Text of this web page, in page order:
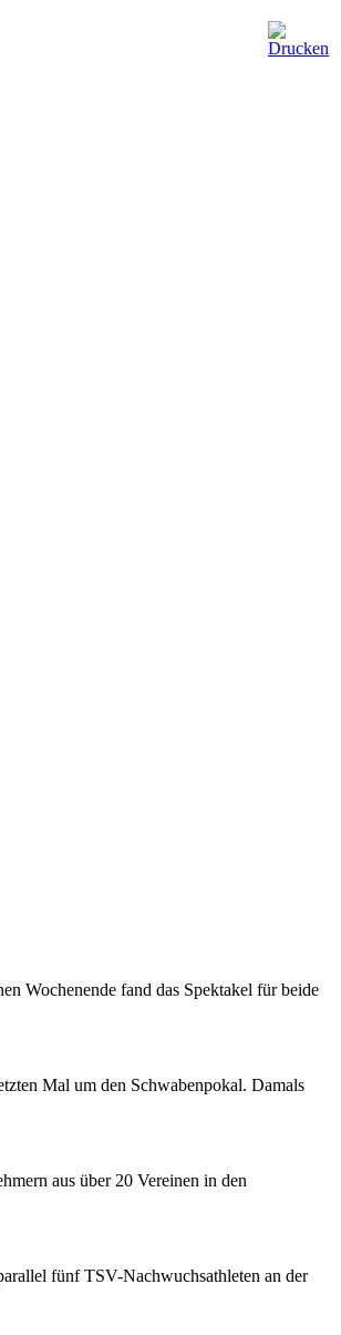
Wochenende fand das Spektakel für beide
Mal um den Schwabenpokal. Damals
aus über 20 Vereinen in den
fünf TSV-Nachwuchsathleten an der